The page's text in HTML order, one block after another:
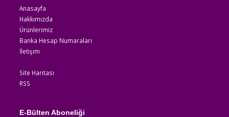
Anasayfa
Hakkımızda
Ürünlerimiz
Banka Hesap Numaraları
İletişim
Site Haritası
RSS
E-Bülten Aboneliği